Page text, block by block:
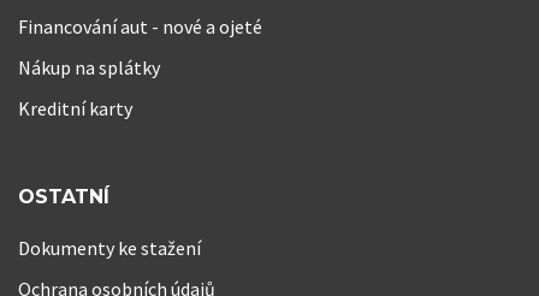
Financování aut - nové a ojeté
Nákup na splátky
Kreditní karty
OSTATNÍ
Dokumenty ke stažení
Ochrana osobních údajů